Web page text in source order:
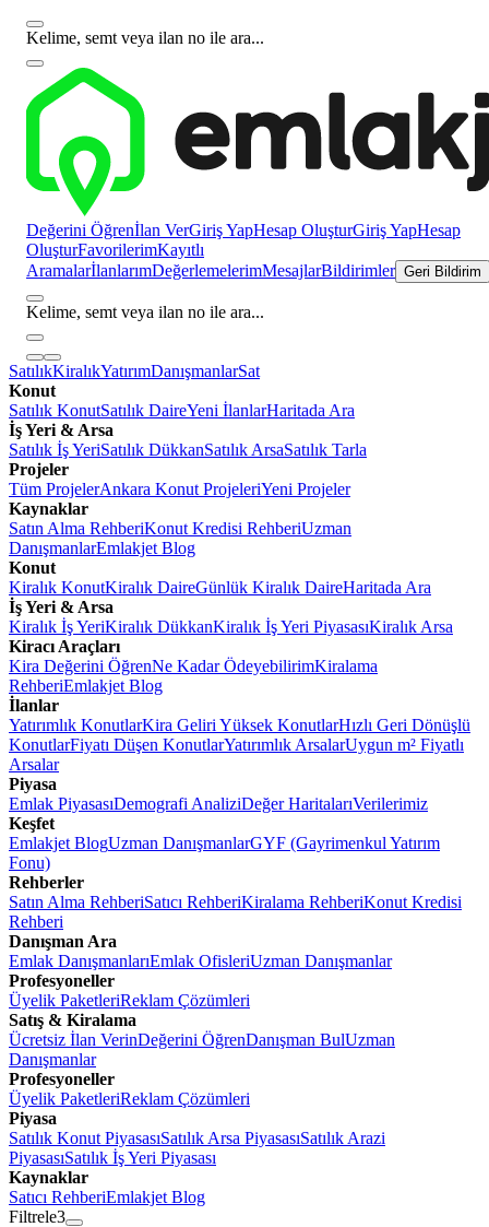
Kelime, semt veya ilan no ile ara...
Değerini Öğrenİlan VerGiriş YapHesap OluşturGiriş YapHesap
OluşturFavorilerimKayıtlı
AramalarİlanlarımDeğerlemelerimMesajlarBildirimler Geri Bildirim
Kelime, semt veya ilan no ile ara...
SatılıkKiralıkYatırımDanışmanlarSat
Konut
Satılık KonutSatılık DaireYeni İlanlarHaritada Ara
İş Yeri & Arsa
Satılık İş YeriSatılık DükkanSatılık ArsaSatılık Tarla
Projeler
Tüm ProjelerAnkara Konut ProjeleriYeni Projeler
Kaynaklar
Satın Alma RehberiKonut Kredisi RehberiUzman
DanışmanlarEmlakjet Blog
Konut
Kiralık KonutKiralık DaireGünlük Kiralık DaireHaritada Ara
İş Yeri & Arsa
Kiralık İş YeriKiralık DükkanKiralık İş Yeri PiyasasıKiralık Arsa
Kiracı Araçları
Kira Değerini ÖğrenNe Kadar ÖdeyebilirimKiralama
RehberiEmlakjet Blog
İlanlar
Yatırımlık KonutlarKira Geliri Yüksek KonutlarHızlı Geri Dönüşlü
KonutlarFiyatı Düşen KonutlarYatırımlık ArsalarUygun m² Fiyatlı
Arsalar
Piyasa
Emlak PiyasasıDemografi AnaliziDeğer HaritalarıVerilerimiz
Keşfet
Emlakjet BlogUzman DanışmanlarGYF (Gayrimenkul Yatırım
Fonu)
Rehberler
Satın Alma RehberiSatıcı RehberiKiralama RehberiKonut Kredisi
Rehberi
Danışman Ara
Emlak DanışmanlarıEmlak OfisleriUzman Danışmanlar
Profesyoneller
Üyelik PaketleriReklam Çözümleri
Satış & Kiralama
Ücretsiz İlan VerinDeğerini ÖğrenDanışman BulUzman
Danışmanlar
Profesyoneller
Üyelik PaketleriReklam Çözümleri
Piyasa
Satılık Konut PiyasasıSatılık Arsa PiyasasıSatılık Arazi
PiyasasıSatılık İş Yeri Piyasası
Kaynaklar
Satıcı RehberiEmlakjet Blog
Filtrele3